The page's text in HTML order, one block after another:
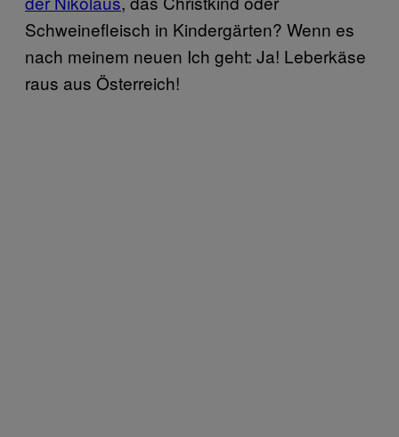
Schweinefleisch in Kindergärten? Wenn es
nach meinem neuen Ich geht: Ja! Leberkäse
raus aus Österreich!